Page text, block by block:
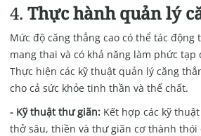
4. Thực hành quản lý
Mức độ căng thẳng cao có thể tác động
mang thai và có khả năng làm phức
Thực hiện các kỹ thuật quản lý căng
cho cả sức khỏe tinh thần và thể chất.
- Kỹ thuật thư giãn:Kết hợp các kỹ
thở sâu, thiền và thư giãn cơ thành thói